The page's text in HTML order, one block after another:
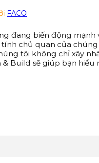
FACO
đang biến động mạnh
chủ quan của
tôi không chỉ xây
Build sẽ giúp bạn hiểu